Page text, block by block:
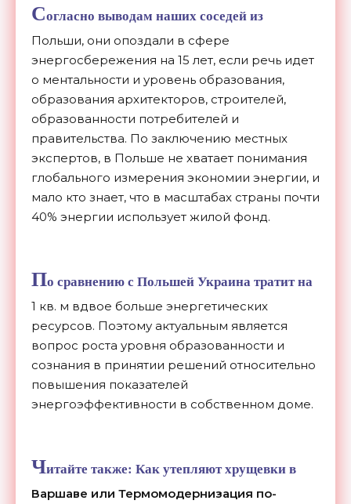
Согласно выводам наших соседей из
Польши, они опоздали в сфере
энергосбережения на 15 лет, если речь идет
о ментальности и уровень образования,
образования архитекторов, строителей,
образованности потребителей и
правительства. По заключению местных
экспертов, в Польше не хватает понимания
глобального измерения экономии энергии, и
мало кто знает, что в масштабах страны почти
40% энергии использует жилой фонд.
По сравнению с Польшей Украина тратит на
1 кв. м вдвое больше энергетических
ресурсов. Поэтому актуальным является
вопрос роста уровня образованности и
сознания в принятии решений относительно
повышения показателей
энергоэффективности в собственном доме.
Читайте также: Как утепляют хрущевки в
Варшаве или Термомодернизация по-